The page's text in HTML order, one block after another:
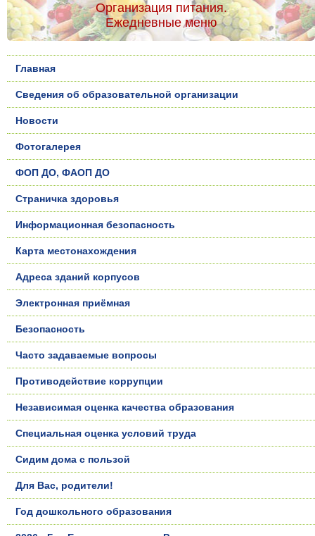
Организация питания.
Ежедневные меню
Главная
Сведения об образовательной организации
Новости
Фотогалерея
ФОП ДО, ФАОП ДО
Страничка здоровья
Информационная безопасность
Карта местонахождения
Адреса зданий корпусов
Электронная приёмная
Безопасность
Часто задаваемые вопросы
Противодействие коррупции
Независимая оценка качества образования
Специальная оценка условий труда
Сидим дома с пользой
Для Вас, родители!
Год дошкольного образования